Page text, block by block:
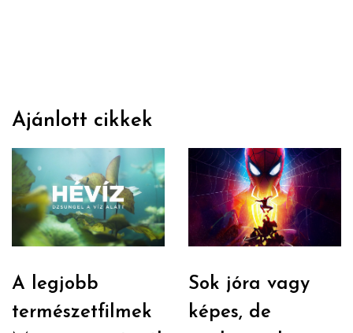
Ajánlott cikkek
A legjobb
természetfilmek
Sok jóra vagy
képes, de